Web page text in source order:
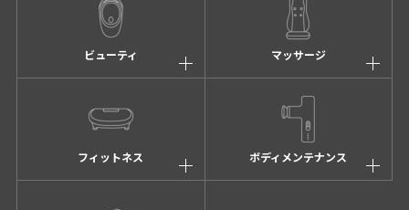
ビューティ マッサージ
フィットネス ボディメンテナンス